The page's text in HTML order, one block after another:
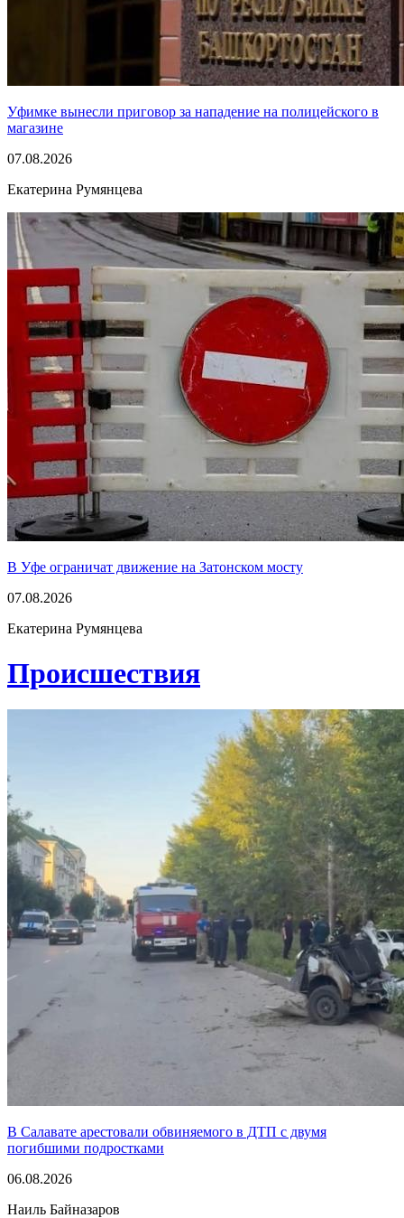
Уфимке вынесли приговор за нападение на полицейского в
магазине
07.08.2026
Екатерина Румянцева
В Уфе ограничат движение на Затонском мосту
07.08.2026
Екатерина Румянцева
Проиcшествия
В Салавате арестовали обвиняемого в ДТП с двумя
погибшими подростками
06.08.2026
Наиль Байназаров